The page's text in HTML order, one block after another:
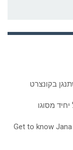
בקונצרט
מסוגו
Get to know